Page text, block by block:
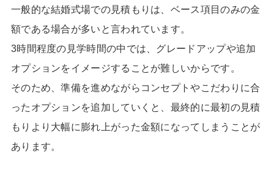
一般的な結婚式場での見積もりは、ベース項目のみの金
額である場合が多いと言われています。
3時間程度の見学時間の中では、グレードアップや追加
オプションをイメージすることが難しいからです。
そのため、準備を進めながらコンセプトやこだわりに合
ったオプションを追加していくと、最終的に最初の見積
もりより大幅に膨れ上がった金額になってしまうことが
あります。